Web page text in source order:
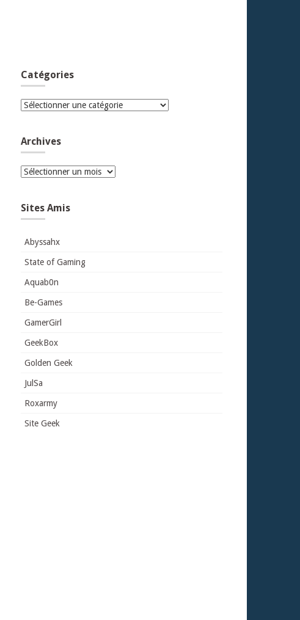
Catégories
Catégories
Archives
Archives
Sites Amis
Abyssahx
State of Gaming
Aquab0n
Be-Games
GamerGirl
GeekBox
Golden Geek
JulSa
Roxarmy
Site Geek